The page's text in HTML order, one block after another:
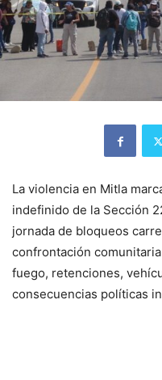
La violencia en Mitla
indefinido de la Sección
jornada de bloqueos
confrontación
fuego, retenciones,
consecuencias políticas